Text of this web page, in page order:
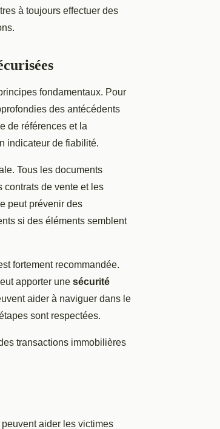
à toujours effectuer des
fondamentaux. Pour
des antécédents
de références et la
indicateur de fiabilité.
Tous les documents
contrats de vente et les
peut prévenir des
si des éléments semblent
fortement recommandée.
apporter une sécurité
aider à naviguer dans le
sont respectées.
transactions immobilières
aider les victimes